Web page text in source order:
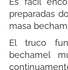
preparadas
masa
El truco
bechamel